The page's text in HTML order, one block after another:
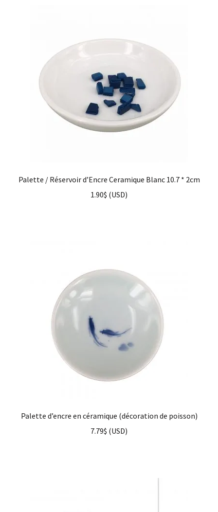
Palette / Réservoir d’Encre Ceramique Blanc 10.7 * 2cm
1.90$ (USD)
Palette d’encre en céramique (décoration de poisson)
7.79$ (USD)